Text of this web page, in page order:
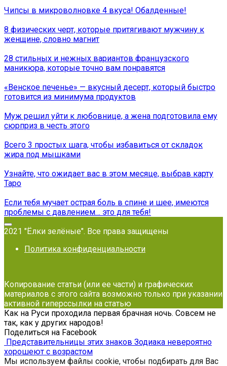
Чипсы в микроволновке 4 вкуса! Обалденные!
8 физических черт, которые притягивают мужчину к
женщине, словно магнит
28 стильных и нежных вариантов французского
маникюра, которые точно вам понравятся
«Венское печенье» — вкусный десерт, который быстро
готовится из минимума продуктов
Муж решил уйти к любовнице, а жена подготовила ему
сюрприз в честь этого
Всего 3 простых шага, чтобы избавиться от складок
жира под мышками
Узнайте, что ожидает вас в этом месяце, выбрав карту
Таро
Если тебя мучает острая боль в спине и шее, имеются
проблемы с давлением… это для тебя!
2021 "Ёлки зелёные". Все права защищены
Политика конфиденциальности
Копирование статьи (или ее части) и графических
материалов с этого сайта возможно только при указании
активной гиперссылки на статью
Как на Руси проходила первая брачная ночь. Совсем не
так, как у других народов!
Поделиться на Facebook
Представительницы этих знаков Зодиака невероятно
хорошеют с возрастом
Мы используем файлы cookie, чтобы подбирать для Вас